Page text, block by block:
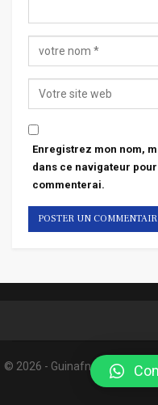
Enregistrez mon nom,
dans ce navigateur
commenterai.
© 2026 - Guinafnews. All